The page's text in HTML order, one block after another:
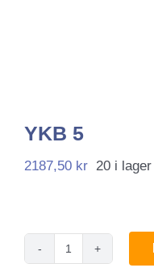
YKB 5
2187,50 kr 20 i lager